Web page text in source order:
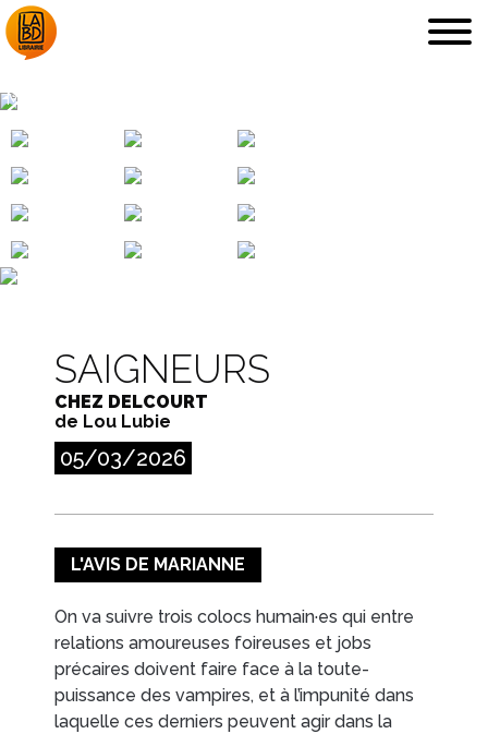
LA LIBRAIRIE
COUPS DE CŒUR
EN IMAGES
MARIANNE
SAIGNEURS
CHEZ DELCOURT
de Lou Lubie
05/03/2026
L'AVIS DE MARIANNE
On va suivre trois colocs humain·es qui entre
relations amoureuses foireuses et jobs
précaires doivent faire face à la toute-
puissance des vampires, et à l’impunité dans
laquelle ces derniers peuvent agir dans la